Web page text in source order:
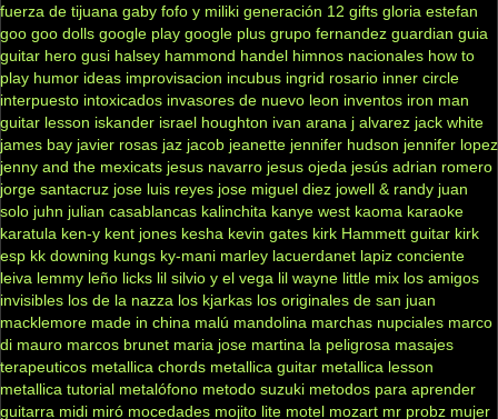
fuerza de tijuana gaby fofo y miliki generación 12 gifts gloria estefan
goo goo dolls google play google plus grupo fernandez guardian guia
guitar hero gusi halsey hammond handel himnos nacionales how to
play humor ideas improvisacion incubus ingrid rosario inner circle
interpuesto intoxicados invasores de nuevo leon inventos iron man
guitar lesson iskander israel houghton ivan arana j alvarez jack white
james bay javier rosas jaz jacob jeanette jennifer hudson jennifer lopez
jenny and the mexicats jesus navarro jesus ojeda jesús adrian romero
jorge santacruz jose luis reyes jose miguel diez jowell & randy juan
solo juhn julian casablancas kalinchita kanye west kaoma karaoke
karatula ken-y kent jones kesha kevin gates kirk Hammett guitar kirk
esp kk downing kungs ky-mani marley lacuerdanet lapiz conciente
leiva lemmy leño licks lil silvio y el vega lil wayne little mix los amigos
invisibles los de la nazza los kjarkas los originales de san juan
macklemore made in china malú mandolina marchas nupciales marco
di mauro marcos brunet maria jose martina la peligrosa masajes
terapeuticos metallica chords metallica guitar metallica lesson
metallica tutorial metalófono metodo suzuki metodos para aprender
guitarra midi miró mocedades mojito lite motel mozart mr probz mujer